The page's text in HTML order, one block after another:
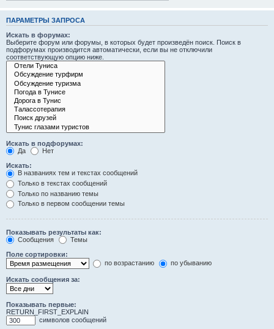
ПАРАМЕТРЫ ЗАПРОСА
Искать в форумах:
Выберите форум или форумы, в которых будет произведён поиск. Поиск в
подфорумах производится автоматически, если вы не отключили
соответствующую опцию ниже.
Искать в подфорумах:
Да
Нет
Искать:
В названиях тем и текстах сообщений
Только в текстах сообщений
Только по названию темы
Только в первом сообщении темы
Показывать результаты как:
Сообщения
Темы
Поле сортировки:
по возрастанию
по убыванию
Искать сообщения за:
Показывать первые:
RETURN_FIRST_EXPLAIN
символов сообщений